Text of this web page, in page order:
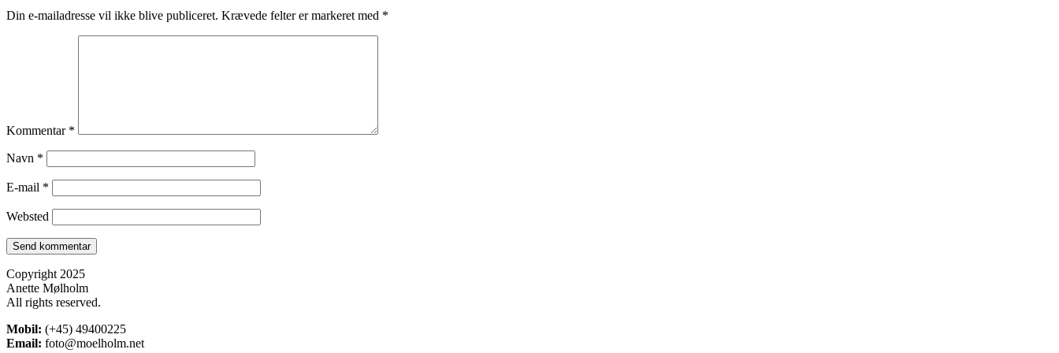
Din e-mailadresse vil ikke blive publiceret. Krævede felter er markeret med *
Kommentar *
Navn *
E-mail *
Websted
Copyright 2025
Anette Mølholm
All rights reserved.
Mobil: (+45) 49400225
Email: foto@moelholm.net